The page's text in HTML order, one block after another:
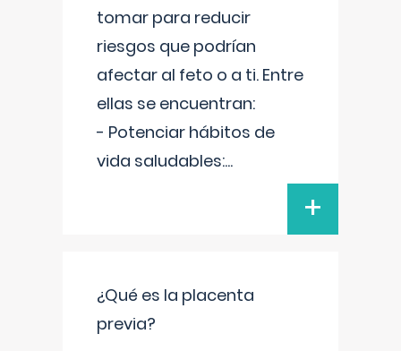
tomar para reducir
riesgos que podrían
afectar al feto o a ti. Entre
ellas se encuentran:
- Potenciar hábitos de
vida saludables:...
+
¿Qué es la placenta
previa?